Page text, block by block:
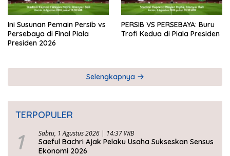
Ini Susunan Pemain Persib vs
Persebaya di Final Piala
Presiden 2026
PERSIB VS PERSEBAYA: Buru
Trofi Kedua di Piala Presiden
Selengkapnya
TERPOPULER
1 Sabtu, 1 Agustus 2026 | 14:37 WIB
Saeful Bachri Ajak Pelaku Usaha Sukseskan Sensus
Ekonomi 2026